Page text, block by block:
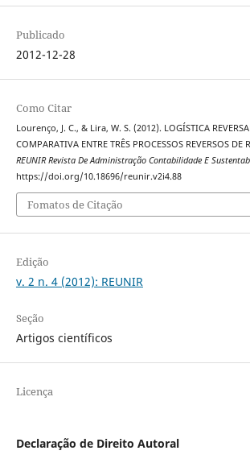
Publicado
2012-12-28
Como Citar
Lourenço, J. C., & Lira, W. S. (2012). LOGÍSTICA
COMPARATIVA ENTRE TRÊS PROCESSOS REVERSOS DE
REUNIR Revista De Administração Contabilidade E
https://doi.org/10.18696/reunir.v2i4.88
Fomatos de Citação
Edição
v. 2 n. 4 (2012): REUNIR
Seção
Artigos científicos
Licença
Declaração de Direito Autoral